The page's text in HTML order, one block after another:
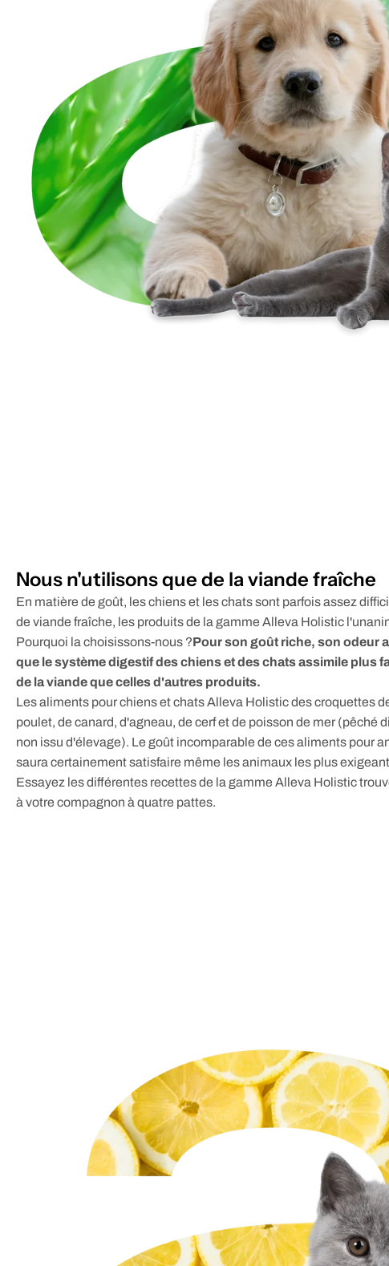
Nous n'utilisons que de la viande fraîche
En matière de goût, les chiens et les chats sont parfois assez
de viande fraîche, les produits de la gamme Alleva Holistic
Pourquoi la choisissons-nous ?Pour son goût riche, son odeur
que le système digestif des chiens et des chats assimile plus
de la viande que celles d'autres produits.
Les aliments pour chiens et chats Alleva Holistic des croquettes
poulet, de canard, d'agneau, de cerf et de poisson de mer (pêché
non issu d'élevage). Le goût incomparable de ces aliments pour
saura certainement satisfaire même les animaux les plus
Essayez les différentes recettes de la gamme Alleva Holistic
à votre compagnon à quatre pattes.